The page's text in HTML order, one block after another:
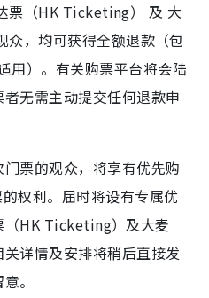
票（HK Ticketing） 及 大
，均可获得全额退款（包
用）。有关购票平台将会陆
无需主动提交任何退款申
票的观众，将享有优先购
权利。届时将设有专属优
（HK Ticketing）及大麦
关详情及安排将稍后直接发
。